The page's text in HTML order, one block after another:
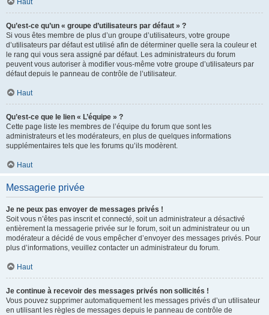
Haut
Qu’est-ce qu’un « groupe d’utilisateurs par défaut » ?
Si vous êtes membre de plus d’un groupe d’utilisateurs, votre groupe
d’utilisateurs par défaut est utilisé afin de déterminer quelle sera la couleur et
le rang qui vous sera assigné par défaut. Les administrateurs du forum
peuvent vous autoriser à modifier vous-même votre groupe d’utilisateurs par
défaut depuis le panneau de contrôle de l’utilisateur.
Haut
Qu’est-ce que le lien « L’équipe » ?
Cette page liste les membres de l’équipe du forum que sont les
administrateurs et les modérateurs, en plus de quelques informations
supplémentaires tels que les forums qu’ils modèrent.
Haut
Messagerie privée
Je ne peux pas envoyer de messages privés !
Soit vous n’êtes pas inscrit et connecté, soit un administrateur a désactivé
entièrement la messagerie privée sur le forum, soit un administrateur ou un
modérateur a décidé de vous empêcher d’envoyer des messages privés. Pour
plus d’informations, veuillez contacter un administrateur du forum.
Haut
Je continue à recevoir des messages privés non sollicités !
Vous pouvez supprimer automatiquement les messages privés d’un utilisateur
en utilisant les règles de messages depuis le panneau de contrôle de